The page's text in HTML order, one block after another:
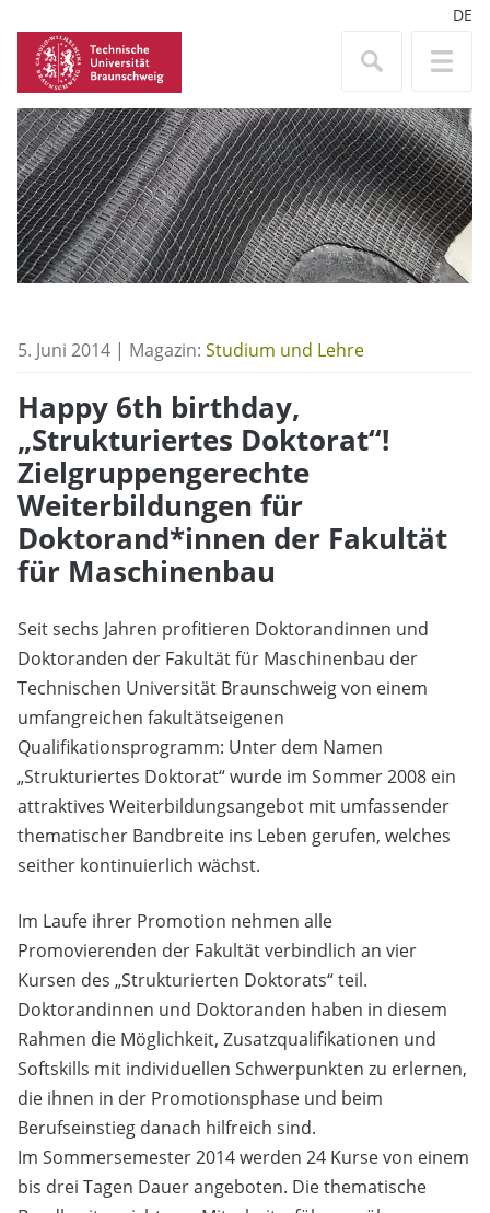
DE
5. Juni 2014 | Magazin: Studium und Lehre
Happy 6th birthday,
„Strukturiertes Doktorat“!
Zielgruppengerechte
Weiterbildungen für
Doktorand*innen der Fakultät
für Maschinenbau
Seit sechs Jahren profitieren Doktorandinnen und
Doktoranden der Fakultät für Maschinenbau der
Technischen Universität Braunschweig von einem
umfangreichen fakultätseigenen
Qualifikationsprogramm: Unter dem Namen
„Strukturiertes Doktorat“ wurde im Sommer 2008 ein
attraktives Weiterbildungsangebot mit umfassender
thematischer Bandbreite ins Leben gerufen, welches
seither kontinuierlich wächst.
Im Laufe ihrer Promotion nehmen alle
Promovierenden der Fakultät verbindlich an vier
Kursen des „Strukturierten Doktorats“ teil.
Doktorandinnen und Doktoranden haben in diesem
Rahmen die Möglichkeit, Zusatzqualifikationen und
Softskills mit individuellen Schwerpunkten zu erlernen,
die ihnen in der Promotionsphase und beim
Berufseinstieg danach hilfreich sind.
Im Sommersemester 2014 werden 24 Kurse von einem
bis drei Tagen Dauer angeboten. Die thematische